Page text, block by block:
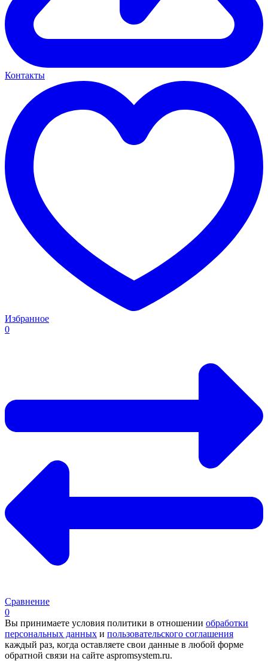
Контакты
Избранное
0
Сравнение
0
Вы принимаете условия политики в отношении обработки
персональных данных и пользовательского соглашения
каждый раз, когда оставляете свои данные в любой форме
обратной связи на сайте aspromsystem.ru.